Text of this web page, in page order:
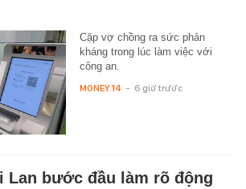
Cặp vợ chồng ra sức phản
kháng trong lúc làm việc với
công an.
MONEY.14 - 6 giờ trước
Lan bước đầu làm rõ động